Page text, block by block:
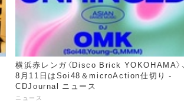
横浜赤レンガ〈Disco Brick YOKOHAMA〉、
8月11日はSoi48＆microAction仕切り -
CDJournal ニュース
ニュース